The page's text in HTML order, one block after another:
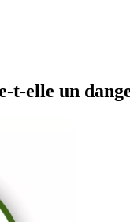
t-elle un